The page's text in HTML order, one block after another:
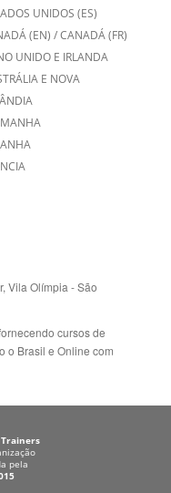
UNIDOS (ES)
(EN) /CANADÁ (FR)
UNIDO E IRLANDA
E NOVA
Vila Olímpia - São
cursos de
o Brasil e Online com